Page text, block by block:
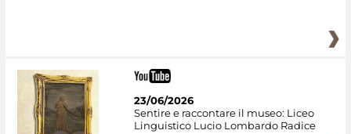
23/06/2026
Sentire e raccontare il museo: Liceo
Linguistico Lucio Lombardo Radice